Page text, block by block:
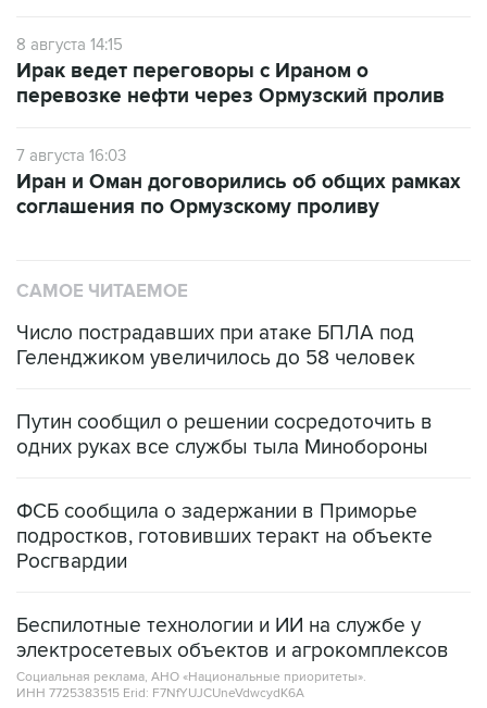
8 августа 14:15
Ирак ведет переговоры с Ираном о
перевозке нефти через Ормузский пролив
7 августа 16:03
Иран и Оман договорились об общих рамках
соглашения по Ормузскому проливу
САМОЕ ЧИТАЕМОЕ
Число пострадавших при атаке БПЛА под
Геленджиком увеличилось до 58 человек
Путин сообщил о решении сосредоточить в
одних руках все службы тыла Минобороны
ФСБ сообщила о задержании в Приморье
подростков, готовивших теракт на объекте
Росгвардии
Беспилотные технологии и ИИ на службе у
электросетевых объектов и агрокомплексов
Социальная реклама, АНО «Национальные приоритеты».
ИНН 7725383515 Erid: F7NfYUJCUneVdwcydK6A